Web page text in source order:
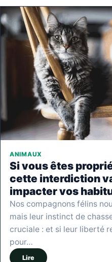
ANIMAUX
Si vous êtes
cette interdiction
impacter vos
Nos compagnons félins
mais leur instinct de
cruciale : et si leur liberté
pour…
Lire